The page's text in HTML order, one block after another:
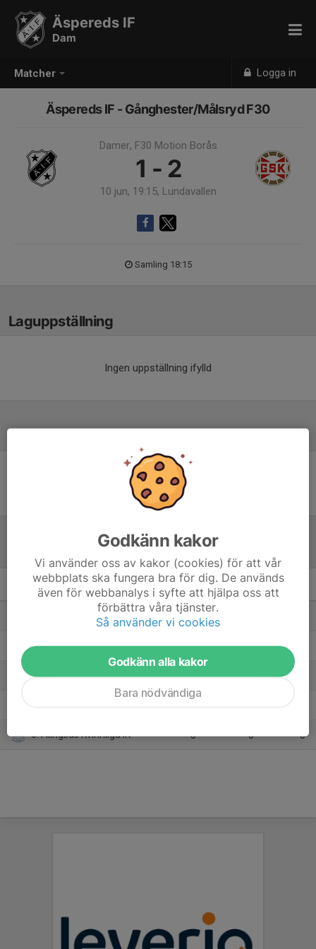
Matcher Logga in
Äspereds IF
Dam
Äspereds IF - Gånghester/Målsryd F30
Damer, F30 Motion Borås
1 - 2
10 jun, 19:15, Lundavallen
Samling 18:15
Laguppställning
Ingen uppställning ifylld
Inget referat skrivet
Damer, F30 Motion Borås M +/-
1. Gånghester/Målsryd F30
2. Äspereds IF 3 3
3. Marbäcks IF 3 -8
5. Alingsås Kvinnliga IK 0 0 0
Godkänn kakor
Vi använder oss av kakor (cookies) för att vår
webbplats ska fungera bra för dig. De används
även för webbanalys i syfte att hjälpa oss att
förbättra våra tjänster.
Så använder vi cookies
Godkänn alla kakor
Bara nödvändiga